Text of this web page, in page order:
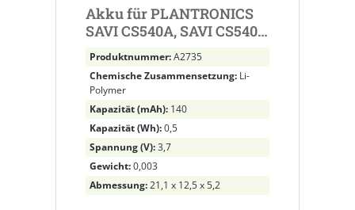
Akku für PLANTRONICS
SAVI CS540A, SAVI CS540,
CS540A, CS540 ersetzt
86180-01, 84479-01
Produktnummer:A2735
Chemische Zusammensetzung: Li-
Polymer
Kapazität (mAh): 140
Kapazität (Wh):0,5
Spannung (V):3,7
Gewicht:0,003
Abmessung:21,1 x 12,5 x 5,2